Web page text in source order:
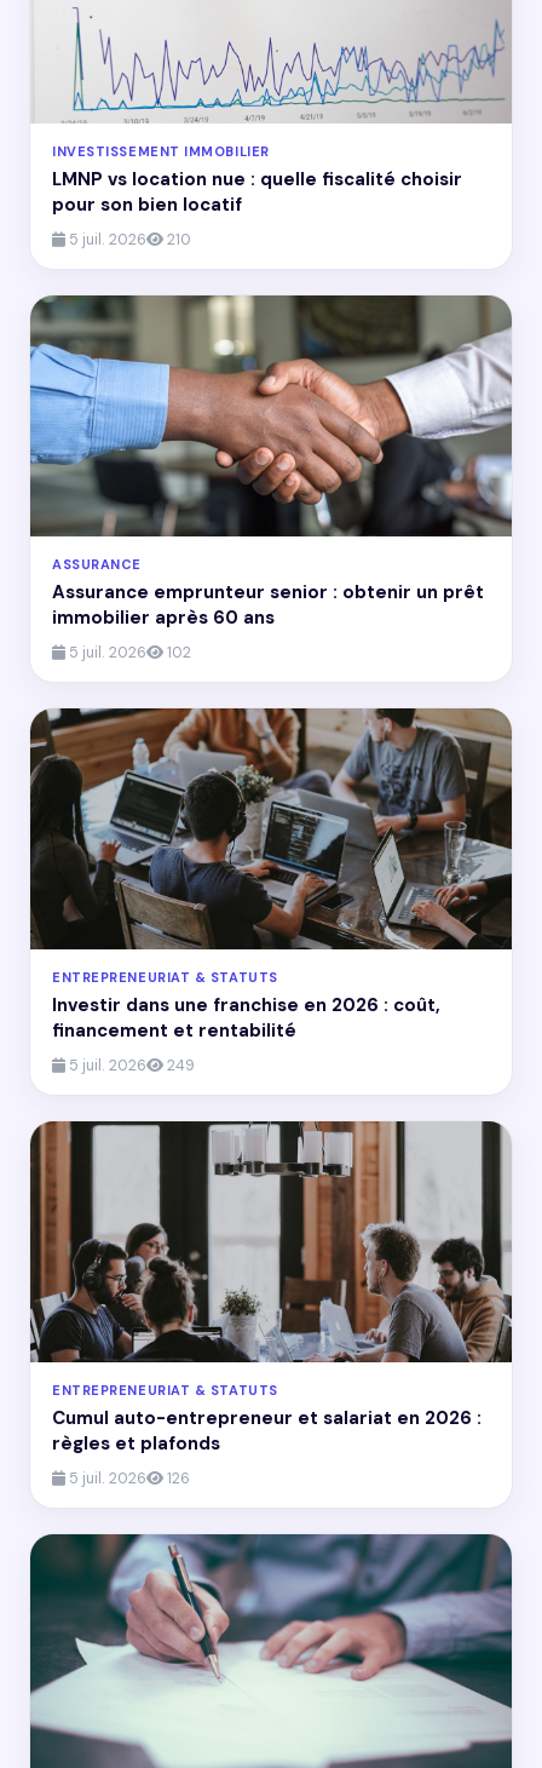
INVESTISSEMENT IMMOBILIER
LMNP vs location nue : quelle fiscalité choisir
pour son bien locatif
5 juil. 2026 210
ASSURANCE
Assurance emprunteur senior : obtenir un prêt
immobilier après 60 ans
5 juil. 2026 102
ENTREPRENEURIAT & STATUTS
Investir dans une franchise en 2026 : coût,
financement et rentabilité
5 juil. 2026 249
ENTREPRENEURIAT & STATUTS
Cumul auto-entrepreneur et salariat en 2026 :
règles et plafonds
5 juil. 2026 126